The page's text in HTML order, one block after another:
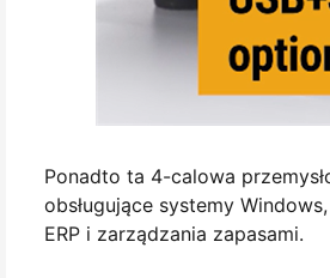
Ponadto ta 4-calowa
obsługujące systemy
ERP i zarządzania zapasami.